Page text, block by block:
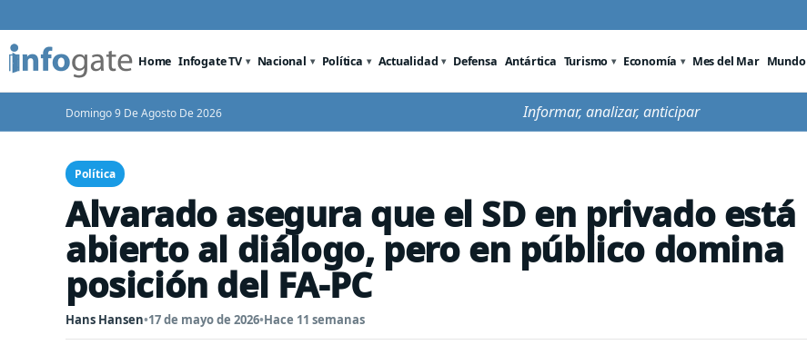
Home Infogate TV Nacional Política Actualidad Defensa Antártica Turismo Economía Mes del Mar Mundo
Domingo 9 De Agosto De 2026 Informar, analizar, anticipar
Política
Alvarado asegura que el SD en privado está
abierto al diálogo, pero en público domina
posición del FA-PC
Hans Hansen•17 de mayo de 2026•Hace 11 semanas